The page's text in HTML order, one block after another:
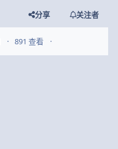
分享
关注者
891 查看